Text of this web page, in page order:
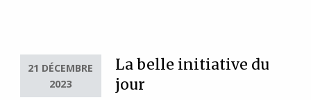
21 DÉCEMBRE
2023
La belle initiative du
jour